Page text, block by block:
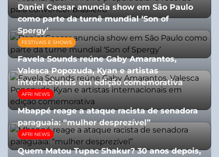
27/07/2026
Daniel Caesar anuncia show em São Paulo
como parte da turnê mundial ‘Son of
Spergy’
05/08/2026
FESTIVAIS E SHOWS
Favela Sounds reúne Gaby Amarantos,
Valesca Popozuda, Kyan e artistas
internacionais em edição comemorativa
31/07/2026
AFRI NEWS
Mbappé reage a ataque racista de senadora
paraguaia: “mulher desprezível”
07/07/2026
AFRI NEWS
Quem Matou Tupac Shakur? 30 anos depois,